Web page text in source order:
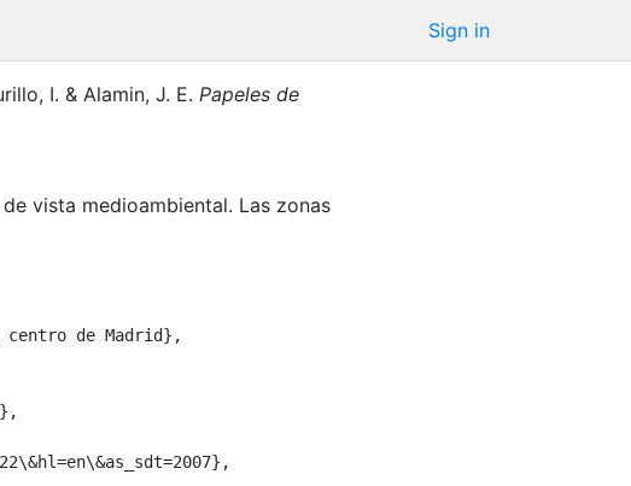
Sign in
I. & Alamin, J. E. Papeles de
vista medioambiental. Las zonas